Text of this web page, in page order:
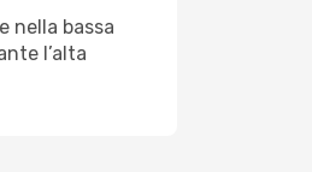
nella bassa
l’alta